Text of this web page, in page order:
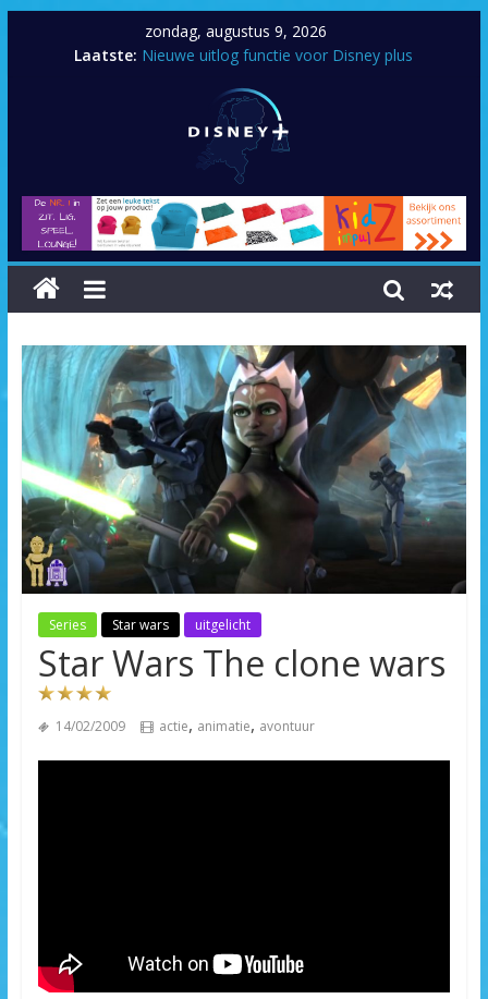
zondag, augustus 9, 2026
Laatste: Nieuwe uitlog functie voor Disney plus
Zenimation
Tayler Swift: City of lover concert
Prop Culture
Series Star wars uitgelicht
Star Wars The clone wars
14/02/2009 actie, animatie, avontuur